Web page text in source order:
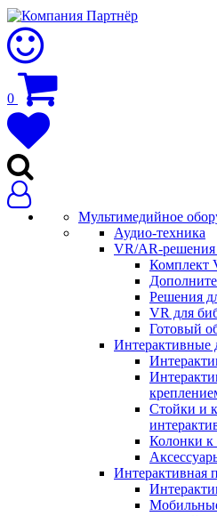
0
Мультимедийное
Аудио-техника
VR/AR-решения
Комплект
Решения
VR для
Готовый
Интерактивные
Стойки и
Колонки к
Интерактивная